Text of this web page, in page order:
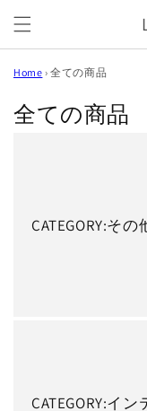
ンツに
進む
Home › 全ての商品
全ての商品
CATEGORY:その
CATEGORY:イン